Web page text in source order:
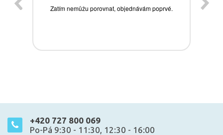
+420 727 800 069
Po-Pá 9:30 - 11:30, 12:30 - 16:00